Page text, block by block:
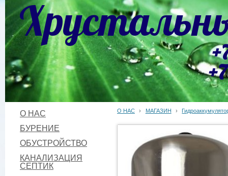
О НАС
БУРЕНИЕ
ОБУСТРОЙСТВО
КАНАЛИЗАЦИЯ
СЕПТИК
О НАС › МАГАЗИН ›